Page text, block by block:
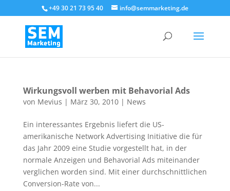
+49 30 21 73 95 40 info@semmarketing.de
Wirkungsvoll werben mit Behavorial Ads
von Mevius | März 30, 2010| News
Ein interessantes Ergebnis liefert die US-
amerikanische Network Advertising Initiative die für
das Jahr 2009 eine Studie vorgestellt hat, in der
normale Anzeigen und Behavorial Ads miteinander
verglichen worden sind. Mit einer durchschnittlichen
Conversion-Rate von...